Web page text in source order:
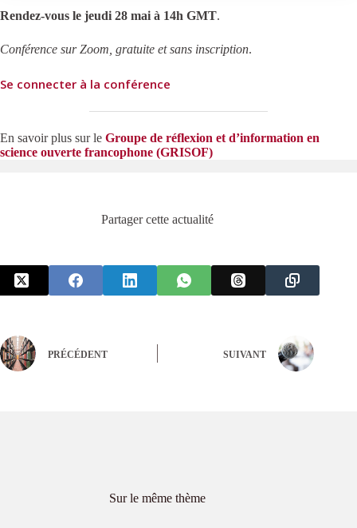
Rendez-vous le jeudi 28 mai à 14h GMT.
Conférence sur Zoom, gratuite et sans inscription.
Se connecter à la conférence
En savoir plus sur le Groupe de réflexion et d’information en
science ouverte francophone (GRISOF)
Partager cette actualité
PRÉCÉDENT SUIVANT
Sur le même thème